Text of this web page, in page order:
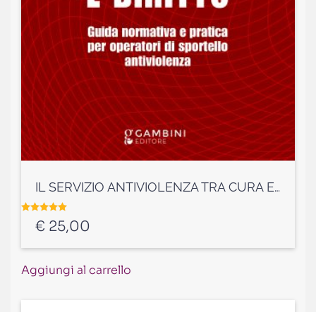
IL SERVIZIO ANTIVIOLENZA TRA CURA E DIRITTO a cura di Ylli Pace e Anna Bellantoni
€ 25,00
Aggiungi al carrello